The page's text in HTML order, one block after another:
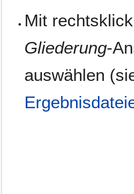
Mit
Gliederung-
auswählen